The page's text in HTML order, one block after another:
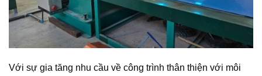
Với sự gia tăng nhu cầu về công trình thân thiện với môi